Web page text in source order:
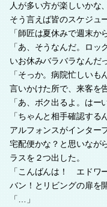
人が多い方が楽しいかな
そう言えば皆のスケジュ
「師匠は夏休みで週末か
「あ、そうなんだ。ロ
いお休みバラバラなんだ
「そっか。病院忙しいも
言いかけた所で、来客を
「あ、ボク出るよ。はー
「ちゃんと相手確認する
アルフォンスがインター
宅配便かな？と思いなが
ラスを２つ出した。
「こんばんは！ エドワ
バン！とリビングの扉を
「…」